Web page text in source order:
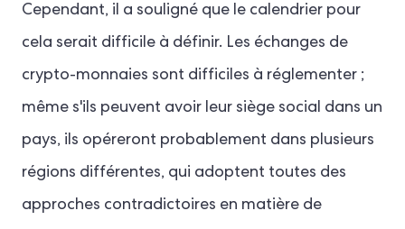
Cependant, il a souligné que le calendrier pour
cela serait difficile à définir. Les échanges de
crypto-monnaies sont difficiles à réglementer ;
même s'ils peuvent avoir leur siège social dans un
pays, ils opéreront probablement dans plusieurs
régions différentes, qui adoptent toutes des
approches contradictoires en matière de